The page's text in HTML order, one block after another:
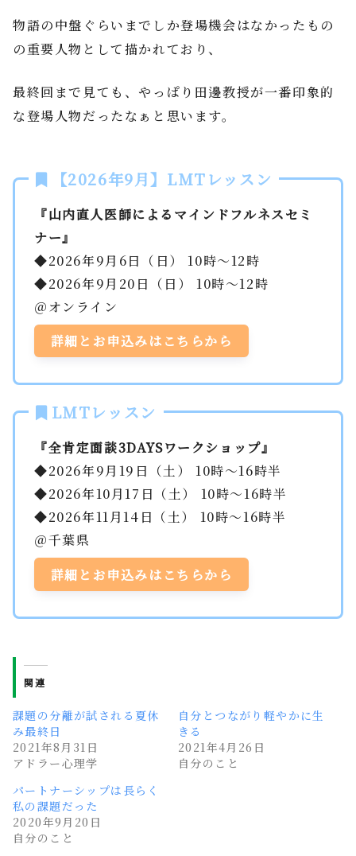
物語の中盤ぐらいまでしか登場機会はなかったもの
の重要人物として描かれており、
最終回まで見ても、やっぱり田邊教授が一番印象的
な登場人物だったなぁと思います。
【2026年9月】LMTレッスン
『山内直人医師によるマインドフルネスセミ
ナー』
◆2026年9月6日（日） 10時～12時
◆2026年9月20日（日） 10時～12時
＠オンライン
詳細とお申込みはこちらから
LMTレッスン
『全肯定面談3DAYSワークショップ』
◆2026年9月19日（土） 10時～16時半
◆2026年10月17日（土） 10時～16時半
◆2026年11月14日（土） 10時～16時半
＠千葉県
詳細とお申込みはこちらから
関連
課題の分離が試される夏休
み最終日
2021年8月31日
アドラー心理学
自分とつながり軽やかに生
きる
2021年4月26日
自分のこと
パートナーシップは長らく
私の課題だった
2020年9月20日
自分のこと